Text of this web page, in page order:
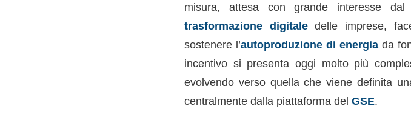
misura, attesa con grande interesse
trasformazione digitaledelle imprese,
sostenere l’autoproduzione di energiada
incentivo si presenta oggi molto più
evolvendo verso quella che viene definita
centralmente dalla piattaforma del GSE.